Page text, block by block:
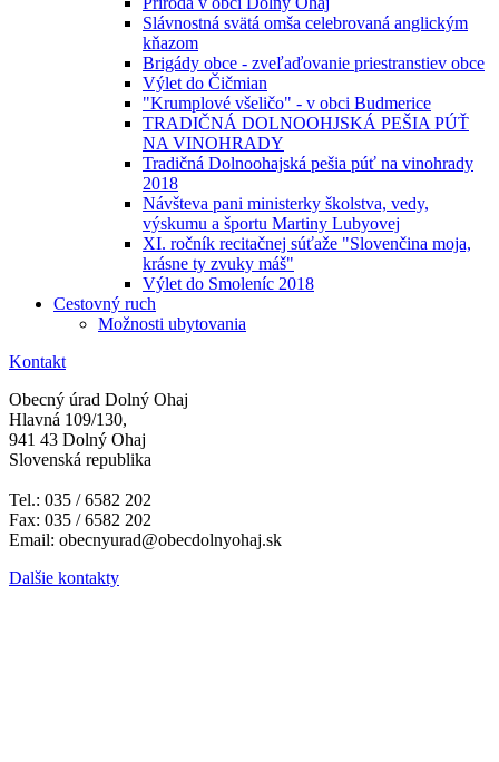
Slávnostná svätá omša celebrovaná anglickým
kňazom
Brigády obce - zveľaďovanie priestranstiev obce
Výlet do Čičmian
"Krumplové všeličo" - v obci Budmerice
TRADIČNÁ DOLNOOHJSKÁ PEŠIA PÚŤ
NA VINOHRADY
Tradičná Dolnoohajská pešia púť na vinohrady
2018
Návšteva pani ministerky školstva, vedy,
výskumu a športu Martiny Lubyovej
XI. ročník recitačnej súťaže "Slovenčina moja,
krásne ty zvuky máš"
Výlet do Smoleníc 2018
Cestovný ruch
Možnosti ubytovania
Kontakt
Obecný úrad Dolný Ohaj
Hlavná 109/130,
941 43 Dolný Ohaj
Slovenská republika
Tel.: 035 / 6582 202
Fax: 035 / 6582 202
Email: obecnyurad@obecdolnyohaj.sk
Dalšie kontakty